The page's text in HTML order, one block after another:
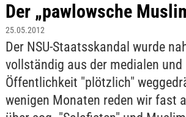
Der „pawlowsche
25.05.2012
Der NSU-Staatsskandal wurde
vollständig aus der medialen
Öffentlichkeit "plötzlich"
wenigen Monaten reden wir fast